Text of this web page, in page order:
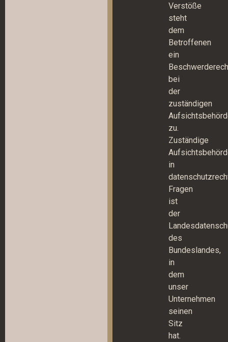
Verstöße
steht
dem
Betroffenen
ein
bei
der
zuständigen
zu.
Zuständige
in
Fragen
ist
der
des
Bundeslandes,
in
dem
unser
Unternehmen
seinen
Sitz
hat.